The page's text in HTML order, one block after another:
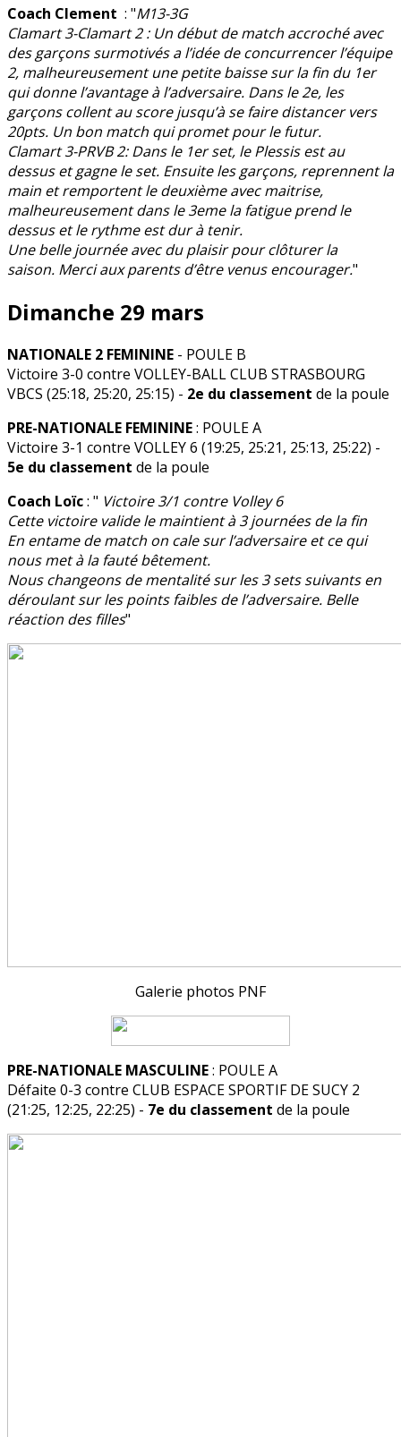
Coach Clement : "M13-3G
Clamart 3-Clamart 2 : Un début de match accroché avec
des garçons surmotivés a l’idée de concurrencer l’équipe
2, malheureusement une petite baisse sur la fin du 1er
qui donne l’avantage à l’adversaire. Dans le 2e, les
garçons collent au score jusqu’à se faire distancer vers
20pts. Un bon match qui promet pour le futur.
Clamart 3-PRVB 2: Dans le 1er set, le Plessis est au
dessus et gagne le set. Ensuite les garçons, reprennent la
main et remportent le deuxième avec maitrise,
malheureusement dans le 3eme la fatigue prend le
dessus et le rythme est dur à tenir.
Une belle journée avec du plaisir pour clôturer la
saison. Merci aux parents d’être venus encourager."
Dimanche 29 mars
NATIONALE 2 FEMININE - POULE B
Victoire 3-0 contre VOLLEY-BALL CLUB STRASBOURG
VBCS (25:18, 25:20, 25:15) - 2e du classement de la poule
PRE-NATIONALE FEMININE: POULE A
Victoire 3-1 contre VOLLEY 6 (19:25, 25:21, 25:13, 25:22) -
5e du classement de la poule
Coach Loïc: " Victoire 3/1 contre Volley 6
Cette victoire valide le maintient à 3 journées de la fin
En entame de match on cale sur l’adversaire et ce qui
nous met à la fauté bêtement.
Nous changeons de mentalité sur les 3 sets suivants en
déroulant sur les points faibles de l’adversaire. Belle
réaction des filles"
Galerie photos PNF
PRE-NATIONALE MASCULINE: POULE A
Défaite 0-3 contre CLUB ESPACE SPORTIF DE SUCY 2
(21:25, 12:25, 22:25) - 7e du classement de la poule